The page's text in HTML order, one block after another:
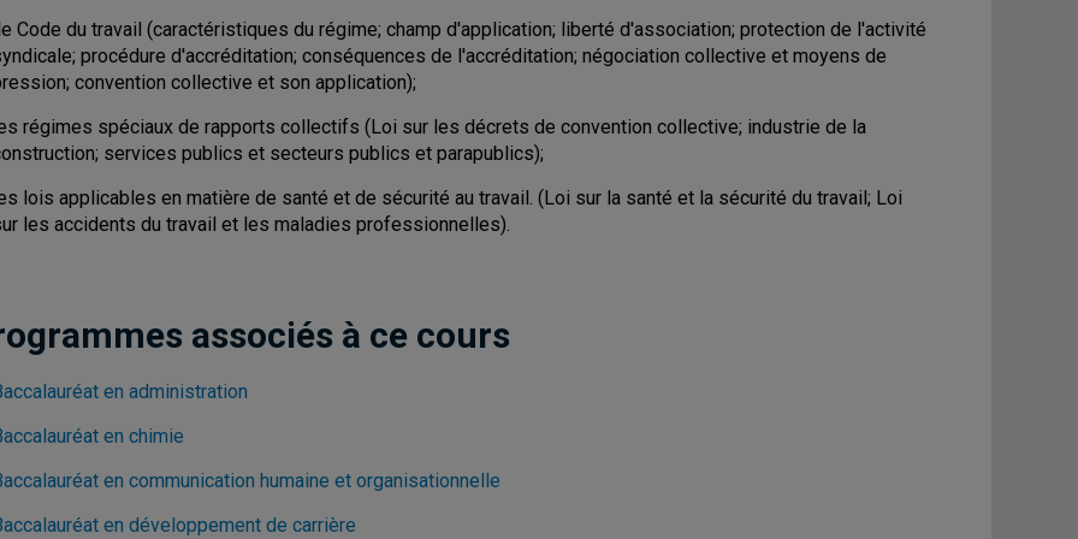
Code du travail (caractéristiques du régime; champ d'application; liberté d'association; protection de l'activité
procédure d'accréditation; conséquences de l'accréditation; négociation collective et moyens de
convention collective et son application);
régimes spéciaux de rapports collectifs (Loi sur les décrets de convention collective; industrie de la
services publics et secteurs publics et parapublics);
lois applicables en matière de santé et de sécurité au travail. (Loi sur la santé et la sécurité du travail; Loi
les accidents du travail et les maladies professionnelles).
associés à ce cours
en administration
en chimie
en communication humaine et organisationnelle
en développement de carrière